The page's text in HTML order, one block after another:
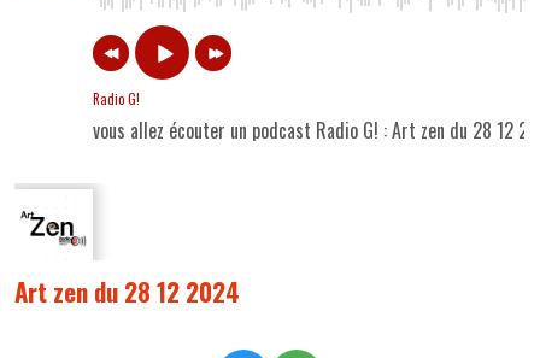
Radio G!
vous allez écouter un podcast Radio G! : Art zen du 28 12
Art zen du 28 12 2024